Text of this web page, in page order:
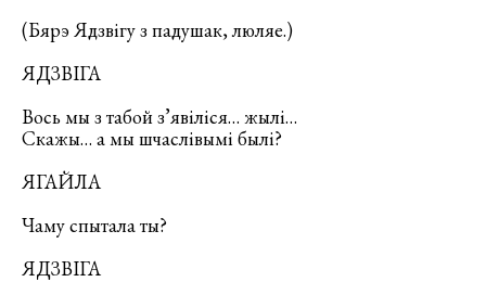
(Бярэ Ядзвігу з падушак, люляе.)
ЯДЗВІГА
Вось мы з табой з’явіліся… жылі…
Скажы… а мы шчаслівымі былі?
ЯГАЙЛА
Чаму спытала ты?
ЯДЗВІГА